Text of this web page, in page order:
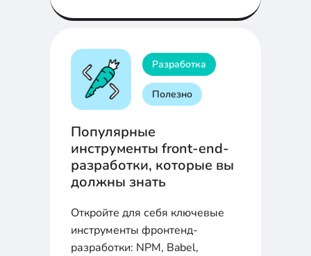
Разработка
Полезно
Популярные
инструменты front-end-
разработки, которые вы
должны знать
Откройте для себя ключевые
инструменты фронтенд-
разработки: NPM, Babel,